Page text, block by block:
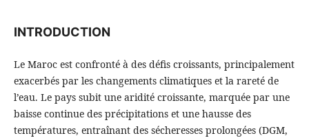
INTRODUCTION
Le Maroc est confronté à des défis croissants, principalement
exacerbés par les changements climatiques et la rareté de
l’eau. Le pays subit une aridité croissante, marquée par une
baisse continue des précipitations et une hausse des
températures, entraînant des sécheresses prolongées (DGM,